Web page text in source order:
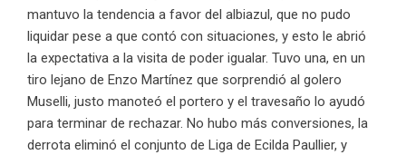
mantuvo la tendencia a favor del albiazul, que no pudo
liquidar pese a que contó con situaciones, y esto le abrió
la expectativa a la visita de poder igualar. Tuvo una, en un
tiro lejano de Enzo Martínez que sorprendió al golero
Muselli, justo manoteó el portero y el travesaño lo ayudó
para terminar de rechazar. No hubo más conversiones, la
derrota eliminó el conjunto de Liga de Ecilda Paullier, y